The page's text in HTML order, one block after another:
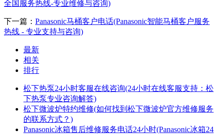
全国服务热线-专业维修与咨询)
下一篇： Panasonic马桶客户电话(Panasonic智能马桶客户服务
热线 - 专业支持与咨询)
最新
相关
排行
松下热泵24小时客服在线咨询(24小时在线客服支持：松
下热泵专业咨询解答)
松下微波炉特约维修(如何找到松下微波炉官方维修服务
的联系方式？)
Panasonic冰箱售后维修服务电话24小时(Panasonic冰箱24